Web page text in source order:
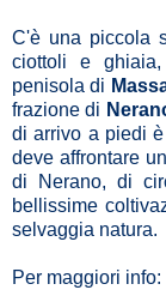
C'è una piccola
ciottoli e
penisola di
frazione di
di arrivo a piedi
deve affrontare
di Nerano, di
bellissime
selvaggia natura.
Per maggiori info: